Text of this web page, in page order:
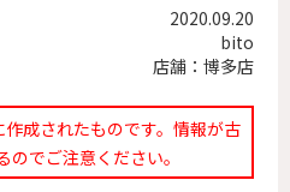
2020.09.20
bito
店舗：博多店
作成されたものです。情報が古
のでご注意ください。